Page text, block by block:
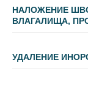
НАЛОЖЕНИЕ
ВЛАГАЛИЩА,
УДАЛЕНИЕ